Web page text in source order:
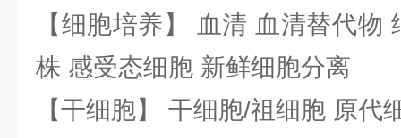
【细胞培养】 血清 血清替代物
株 感受态细胞 新鲜细胞分离
【干细胞】 干细胞/祖细胞 原代